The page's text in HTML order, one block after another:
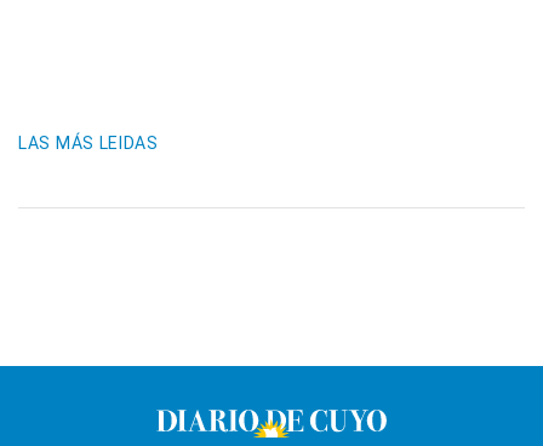
LAS MÁS LEIDAS